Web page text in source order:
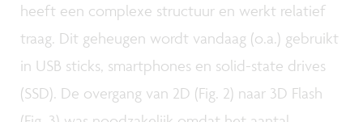
heeft een complexe structuur en werkt relatief
traag. Dit geheugen wordt vandaag (o.a.) gebruikt
in USB sticks, smartphones en solid-state drives
(SSD). De overgang van 2D (Fig. 2) naar 3D Flash